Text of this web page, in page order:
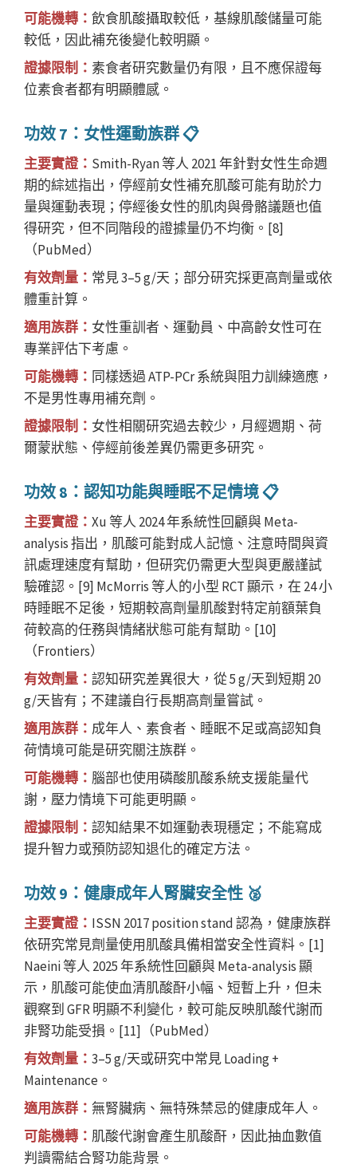
可能機轉： 飲食肌酸攝取較低，基線肌酸儲量可能
較低，因此補充後變化較明顯。
證據限制： 素食者研究數量仍有限，且不應保證每
位素食者都有明顯體感。
功效 7：女性運動族群 📋
主要實證： Smith-Ryan 等人 2021 年針對女性生命週
期的綜述指出，停經前女性補充肌酸可能有助於力
量與運動表現；停經後女性的肌肉與骨骼議題也值
得研究，但不同階段的證據量仍不均衡。[8]
（PubMed）
有效劑量： 常見 3–5 g/天；部分研究採更高劑量或依
體重計算。
適用族群： 女性重訓者、運動員、中高齡女性可在
專業評估下考慮。
可能機轉： 同樣透過 ATP-PCr 系統與阻力訓練適應，
不是男性專用補充劑。
證據限制： 女性相關研究過去較少，月經週期、荷
爾蒙狀態、停經前後差異仍需更多研究。
功效 8：認知功能與睡眠不足情境 📋
主要實證： Xu 等人 2024 年系統性回顧與 Meta-
analysis 指出，肌酸可能對成人記憶、注意時間與資
訊處理速度有幫助，但研究仍需更大型與更嚴謹試
驗確認。[9] McMorris 等人的小型 RCT 顯示，在 24 小
時睡眠不足後，短期較高劑量肌酸對特定前額葉負
荷較高的任務與情緒狀態可能有幫助。[10]
（Frontiers）
有效劑量： 認知研究差異很大，從 5 g/天到短期 20
g/天皆有；不建議自行長期高劑量嘗試。
適用族群： 成年人、素食者、睡眠不足或高認知負
荷情境可能是研究關注族群。
可能機轉： 腦部也使用磷酸肌酸系統支援能量代
謝，壓力情境下可能更明顯。
證據限制： 認知結果不如運動表現穩定；不能寫成
提升智力或預防認知退化的確定方法。
功效 9：健康成年人腎臟安全性 🥈
主要實證： ISSN 2017 position stand 認為，健康族群
依研究常見劑量使用肌酸具備相當安全性資料。[1]
Naeini 等人 2025 年系統性回顧與 Meta-analysis 顯
示，肌酸可能使血清肌酸酐小幅、短暫上升，但未
觀察到 GFR 明顯不利變化，較可能反映肌酸代謝而
非腎功能受損。[11]（PubMed）
有效劑量： 3–5 g/天或研究中常見 Loading +
Maintenance。
適用族群： 無腎臟病、無特殊禁忌的健康成年人。
可能機轉： 肌酸代謝會產生肌酸酐，因此抽血數值
判讀需結合腎功能背景。